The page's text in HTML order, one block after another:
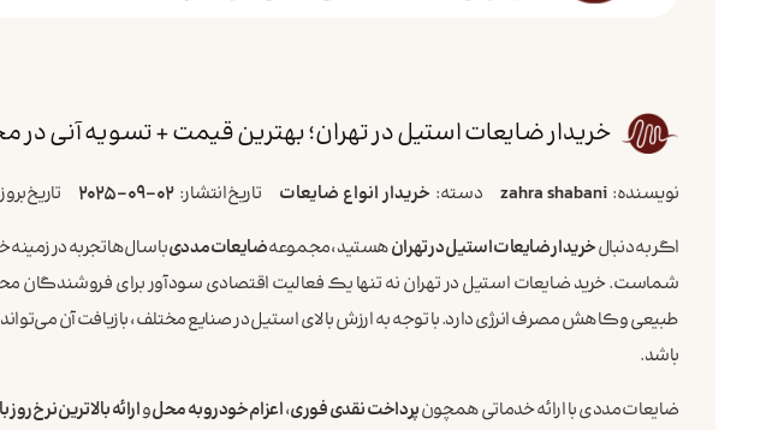
خریدار ضایعات استیل در تهران؛ بهترین قیمت + تسویه آنی در
نویسنده: zahra shabani دسته: خریدار انواع ضایعات تاریخ انتشار: 2025-09-02
تاریخ
اگر به دنبالخریدار ضایعات استیل در تهرانهستید، مجموعهضایعات مددیبا سال‌ها تجربه در
شماست. خرید ضایعات استیل در تهران نه تنها یک فعالیت اقتصادی سودآور برای
طبیعی و کاهش مصرف انرژی دارد. با توجه به ارزش بالای استیل در صنایع مختلف، بازیافت آن
باشد.
ضایعات مددی با ارائه خدماتی همچونپرداخت نقدی فوری،اعزام خودرو به محلوارائه بالاترین نرخ روز